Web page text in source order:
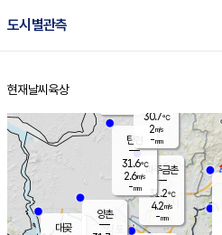
도시별관측
홈
현재날씨 육상
파주금촌
31.2℃
4.2m/s
-mm
대곶
탄현
31.6℃
2.6m/s
-mm
양촌
30.7℃
2m/s
-mm